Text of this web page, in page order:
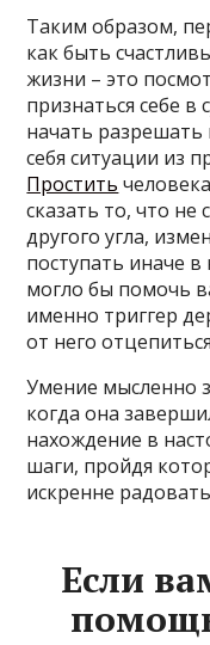
Таким образом,
как быть
жизни – это
признаться себе
начать
себя ситуации из
Простить
сказать то, что не
другого угла,
поступать иначе
могло бы помочь
именно триггер
от него
Умение мысленно
когда она
нахождение в
шаги, пройдя
искренне
Если